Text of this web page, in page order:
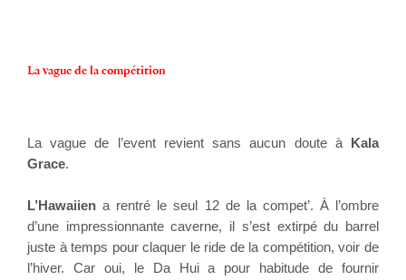
La vague de la compétition
La vague de l’event revient sans aucun doute à
Kala
Grace.
L’Hawaiien a rentré le seul 12 de la compet’. À l’ombre
d’une impressionnante caverne, il s’est extirpé du barrel
juste à temps pour claquer le ride de la compétition, voir de
l’hiver. Car oui, le Da Hui a pour habitude de fournir